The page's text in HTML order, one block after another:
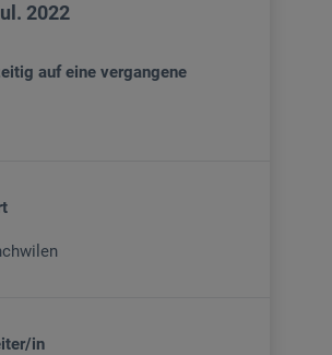
2022
auf eine vergangene
in